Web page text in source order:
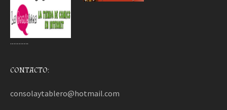
………..
CONTACTO:
consolaytablero@hotmail.com